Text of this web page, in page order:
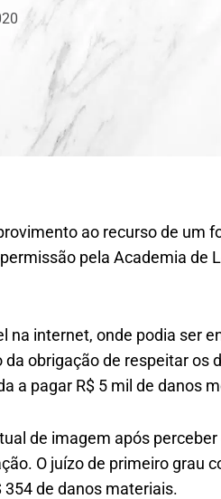
ao recurso de um
pela Academia de
na internet, onde podia ser
obrigação de respeitar os
a pagar R$ 5 mil de danos
de imagem após perceber
O juízo de primeiro grau
de danos materiais.